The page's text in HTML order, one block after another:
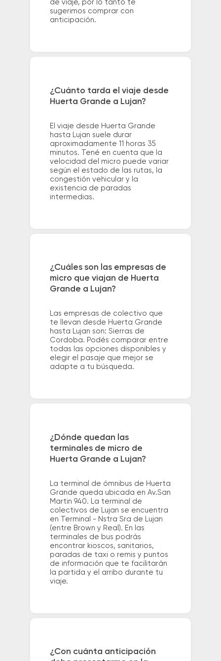
de viaje, por lo tanto te
sugerimos comprar con
anticipación.
¿Cuánto tarda el viaje desde
Huerta Grande a Lujan?
El viaje desde Huerta Grande
hasta Lujan suele durar
aproximadamente 11 horas 35
minutos. Tené en cuenta que la
velocidad del micro puede variar
según el estado de las rutas, la
congestión vehicular y la
existencia de paradas
intermedias.
¿Cuáles son las empresas de
micro que viajan de Huerta
Grande a Lujan?
Las empresas de colectivo que
te llevan desde Huerta Grande
hasta Lujan son: Sierras de
Cordoba. Podés comparar entre
todas las opciones disponibles y
elegir el pasaje que mejor se
adapte a tu búsqueda.
¿Dónde quedan las
terminales de micro de
Huerta Grande a Lujan?
La terminal de ómnibus de Huerta
Grande queda ubicada en Av.San
Martin 940. La terminal de
colectivos de Lujan se encuentra
en Terminal - Nstra Sra de Lujan
(entre Brown y Real). En las
terminales de bus podrás
encontrar kioscos, sanitarios,
paradas de taxi o remis y puntos
de información que te facilitarán
la partida y el arribo durante tu
viaje.
¿Con cuánta anticipación